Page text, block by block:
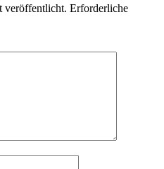
veröffentlicht. Erforderliche